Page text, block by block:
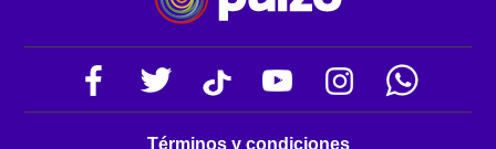
Términos y condiciones